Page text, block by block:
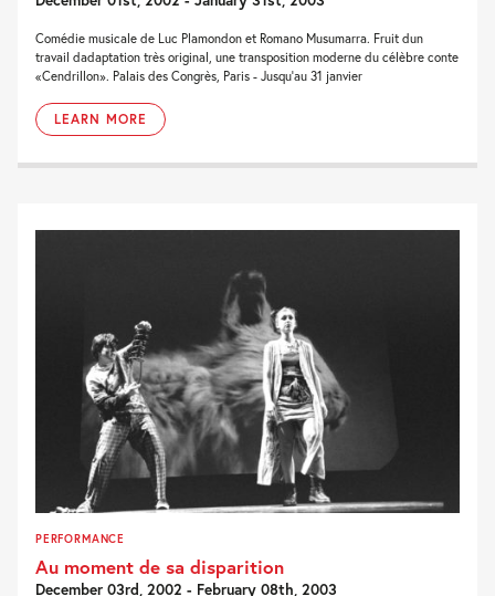
Comédie musicale de Luc Plamondon et Romano Musumarra. Fruit dun
travail dadaptation très original, une transposition moderne du célèbre conte
«Cendrillon». Palais des Congrès, Paris - Jusqu'au 31 janvier
LEARN MORE
PERFORMANCE
Au moment de sa disparition
December 03rd, 2002 - February 08th, 2003